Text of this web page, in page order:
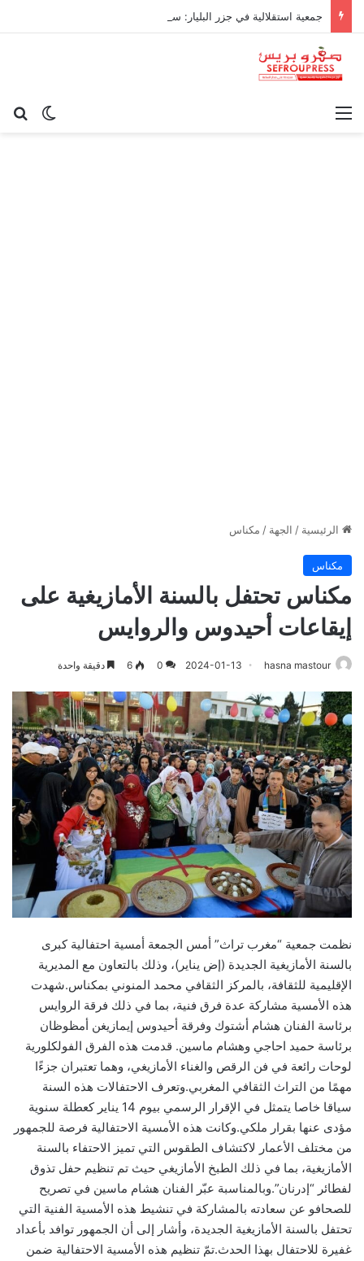
الوضع القائمة
الرئيسية / الجهة / مكناس
مكناس
مكناس تحتفل بالسنة الأمازيغية على
إيقاعات أحيدوس والروايس
hasna mastour
2024-01-13
0
6 دقيقة واحدة
نظمت جمعية “مغرب تراث” أمس الجمعة أمسية احتفالية كبرى
بالسنة الأمازيغية الجديدة (إض يناير)، وذلك بالتعاون مع المديرية
الإقليمية للثقافة، بالمركز الثقافي محمد المنوني بمكناس.شهدت
هذه الأمسية مشاركة عدة فرق فنية، بما في ذلك فرقة الروايس
برئاسة الفنان هشام أشتوك وفرقة أحيدوس إيمازيغن أمظوظان
برئاسة حميد احاجي وهشام ماسين. قدمت هذه الفرق الفولكلورية
لوحات رائعة في فن الرقص والغناء الأمازيغي، وهما تعتبران جزءًا
مهمًا من التراث الثقافي المغربي.وتعرف الاحتفالات هذه السنة
سياقا خاصا يتمثل في الإقرار الرسمي بيوم 14 يناير كعطلة سنوية
مؤدى عنها بقرار ملكي.وكانت هذه الأمسية الاحتفالية فرصة للجمهور
من مختلف الأعمار لاكتشاف الطقوس التي تميز الاحتفاء بالسنة
الأمازيغية، بما في ذلك الطبخ الأمازيغي حيث تم تنظيم حفل تذوق
لفطائر “إدرنان”.وبالمناسبة عبّر الفنان هشام ماسين في تصريح
للصحافو عن سعادته بالمشاركة في تنشيط هذه الأمسية الفنية التي
تحتفل بالسنة الأمازيغية الجديدة، وأشار إلى أن الجمهور توافد بأعداد
غفيرة للاحتفال بهذا الحدث.تمّ تنظيم هذه الأمسية الاحتفالية ضمن